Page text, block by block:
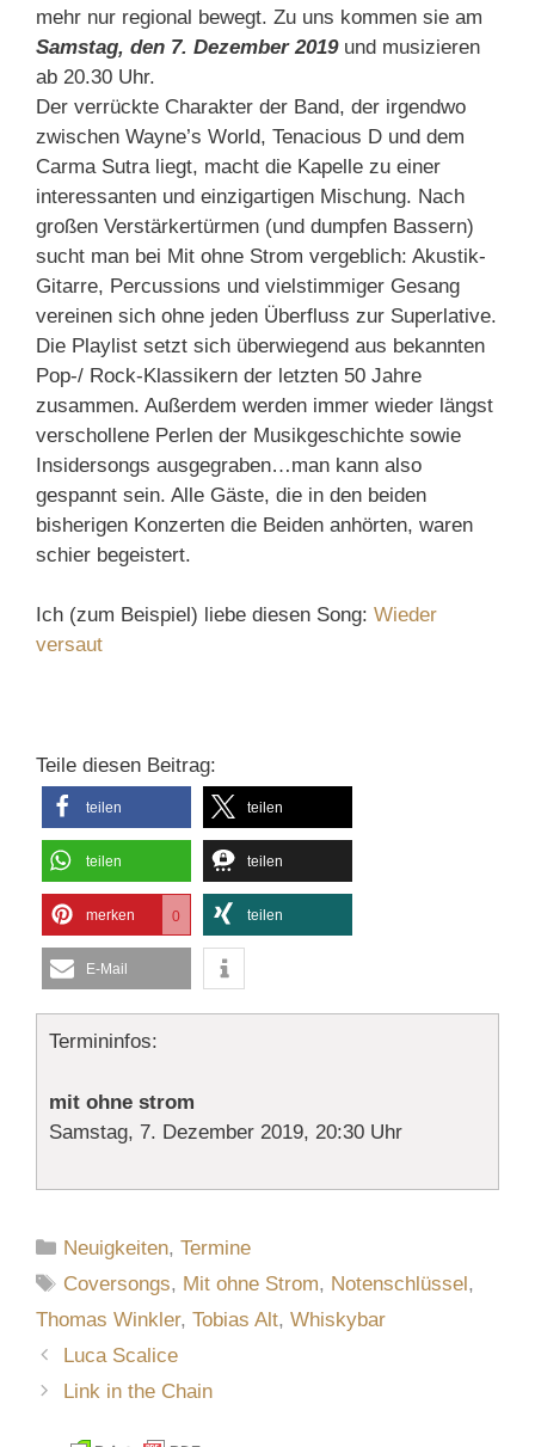
mehr nur regional bewegt. Zu uns kommen sie am
Samstag, den 7. Dezember 2019 und musizieren
ab 20.30 Uhr.
Der verrückte Charakter der Band, der irgendwo
zwischen Wayne’s World, Tenacious D und dem
Carma Sutra liegt, macht die Kapelle zu einer
interessanten und einzigartigen Mischung. Nach
großen Verstärkertürmen (und dumpfen Bassern)
sucht man bei Mit ohne Strom vergeblich: Akustik-
Gitarre, Percussions und vielstimmiger Gesang
vereinen sich ohne jeden Überfluss zur Superlative.
Die Playlist setzt sich überwiegend aus bekannten
Pop-/ Rock-Klassikern der letzten 50 Jahre
zusammen. Außerdem werden immer wieder längst
verschollene Perlen der Musikgeschichte sowie
Insidersongs ausgegraben…man kann also
gespannt sein. Alle Gäste, die in den beiden
bisherigen Konzerten die Beiden anhörten, waren
schier begeistert.
Ich (zum Beispiel) liebe diesen Song: Wieder
versaut
Teile diesen Beitrag:
teilen teilen
teilen teilen
merken 0 teilen
E-Mail
Termininfos:
mit ohne strom
Samstag, 7. Dezember 2019, 20:30 Uhr
Kategorien
Neuigkeiten,Termine
Schlagwörter
Coversongs, Mit ohne Strom, Notenschlüssel,
Thomas Winkler, Tobias Alt, Whiskybar
Luca Scalice
Link in the Chain